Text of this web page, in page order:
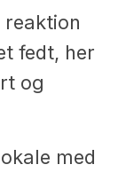
fedt, her
og
med